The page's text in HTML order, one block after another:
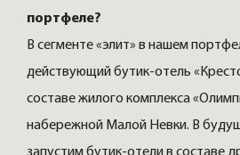
портфеле?
В сегменте «элит» в нашем
действующий бутик-отель
составе жилого комплекса
набережной Малой Невки. В